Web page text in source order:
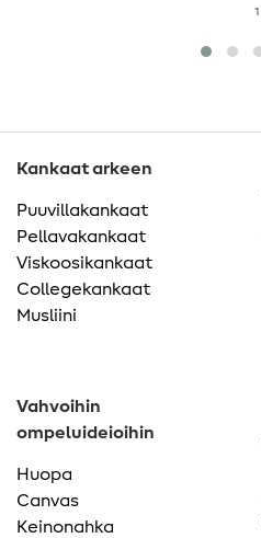
1
Kankaat arkeen
Puuvillakankaat
Pellavakankaat
Viskoosikankaat
Collegekankaat
Musliini
Vahvoihin
ompeluideioihin
Huopa
Canvas
Keinonahka